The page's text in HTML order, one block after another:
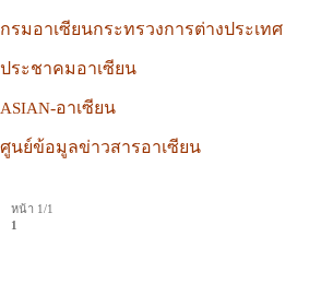
กรมอาเซียนกระทรวงการต่างประเทศ
ประชาคมอาเซียน
ASIAN-อาเซียน
ศูนย์ข้อมูลข่าวสารอาเซียน
หน้า 1/1
1